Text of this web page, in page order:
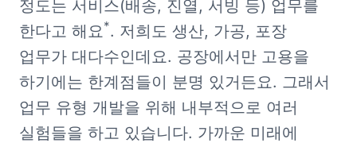
정도는 서비스(배송, 진열, 서빙 등) 업무를
한다고 해요*. 저희도 생산, 가공, 포장
업무가 대다수인데요. 공장에서만 고용을
하기에는 한계점들이 분명 있거든요. 그래서
업무 유형 개발을 위해 내부적으로 여러
실험들을 하고 있습니다. 가까운 미래에